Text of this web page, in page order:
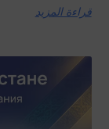
قراءة المزيد